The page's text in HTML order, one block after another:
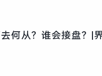
何从？谁会接盘？|